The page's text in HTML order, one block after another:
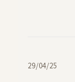
29/04/25